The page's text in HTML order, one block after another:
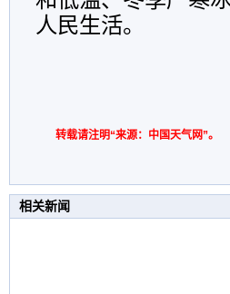
人民生活。
转载请注明“来源：中国天气网”。
相关新闻